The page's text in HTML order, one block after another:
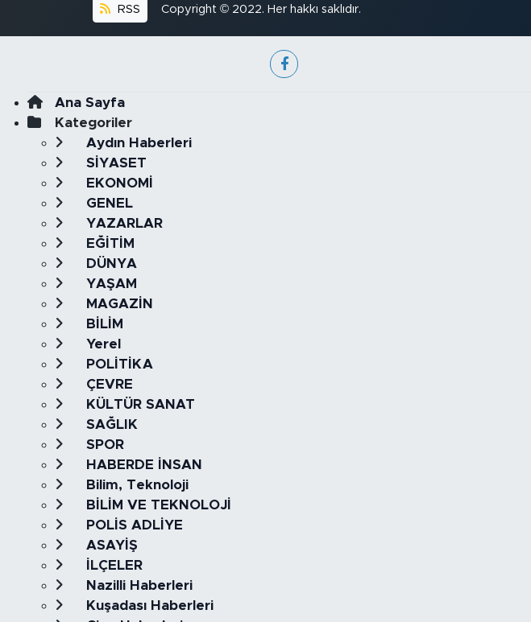
RSS Copyright © 2022. Her hakkı saklıdır.
Ana Sayfa
Kategoriler
Aydın Haberleri
SİYASET
EKONOMİ
GENEL
YAZARLAR
EĞİTİM
DÜNYA
YAŞAM
MAGAZİN
BİLİM
Yerel
POLİTİKA
ÇEVRE
KÜLTÜR SANAT
SAĞLIK
SPOR
HABERDE İNSAN
Bilim, Teknoloji
BİLİM VE TEKNOLOJİ
POLİS ADLİYE
ASAYİŞ
İLÇELER
Nazilli Haberleri
Kuşadası Haberleri